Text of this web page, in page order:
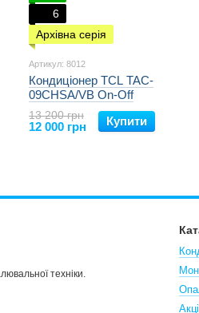
6
Архівна серія
Артикул: 8012
Кондиціонер TCL TAC-
09CHSA/VB On-Off
13 200 грн
12 000 грн Купити
техніки.